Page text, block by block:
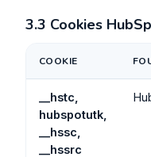
3.3 Cookies
COOKIE
__hstc,
hubspotutk,
__hssc,
__hssrc